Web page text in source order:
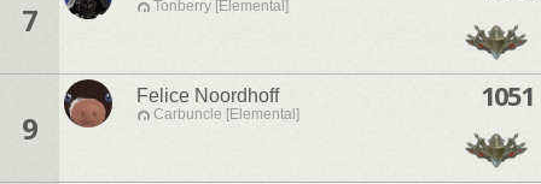
7 Tonberry [Elemental]
9
Felice Noordhoff
Carbuncle [Elemental]
1051